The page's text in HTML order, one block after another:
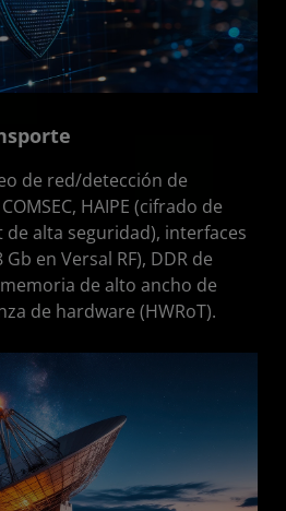
de red/detección de
HAIPE (cifrado de
alta seguridad), interfaces
en Versal RF), DDR de
de alto ancho de
de hardware (HWRoT).